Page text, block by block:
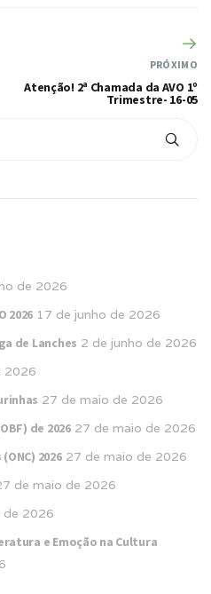
PRÓXIMO
Atenção! 2ª Chamada da AVO 1º
Trimestre- 16-05
de 2026
2026 17 de junho de 2026
de Lanches 2 de junho de 2026
2026
27 de maio de 2026
de 2026 27 de maio de 2026
2026 27 de maio de 2026
de maio de 2026
de 2026
e Emoção na Cultura